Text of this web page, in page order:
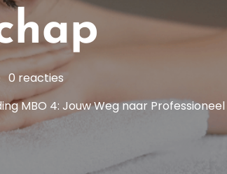
0 reacties
MBO 4: Jouw Weg naar